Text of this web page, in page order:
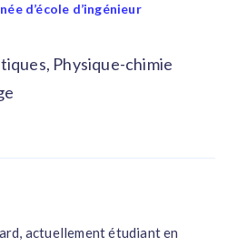
d’école d’ingénieur
Physique-chimie
actuellement étudiant en